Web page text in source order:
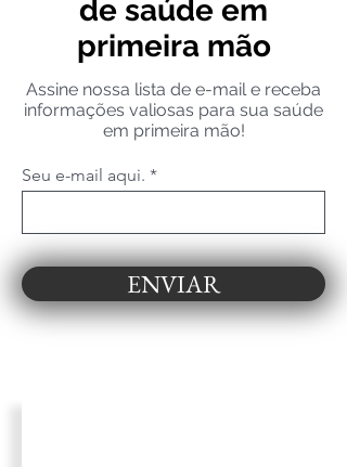
de saúde em
primeira mão
Assine nossa lista de e-mail e receba
informações valiosas para sua saúde
em primeira mão!
Seu e-mail aqui.
ENVIAR